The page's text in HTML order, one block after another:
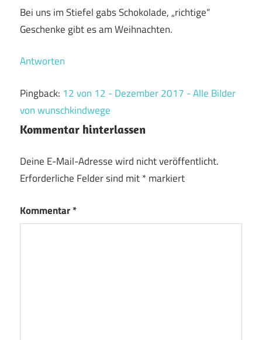
Bei uns im Stiefel gabs Schokolade, „richtige“
Geschenke gibt es am Weihnachten.
Antworten
Pingback: 12 von 12 - Dezember 2017 - Alle Bilder
von wunschkindwege
Kommentar hinterlassen
Deine E-Mail-Adresse wird nicht veröffentlicht.
Erforderliche Felder sind mit*markiert
Kommentar*